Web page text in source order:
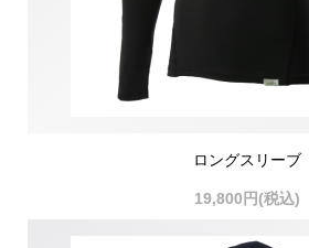
ロングスリーブ
19,800円(税込)